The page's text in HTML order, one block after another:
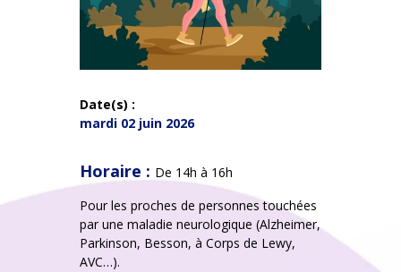
Date(s) :
mardi 02 juin 2026
Horaire : De 14h à 16h
Pour les proches de personnes touchées
par une maladie neurologique (Alzheimer,
Parkinson, Besson, à Corps de Lewy,
AVC…).